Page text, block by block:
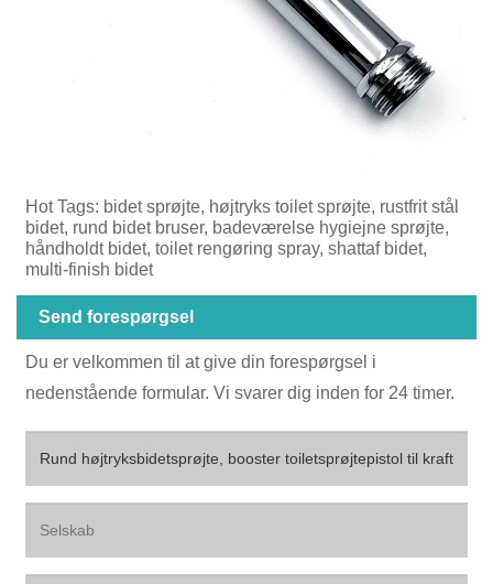
Hot Tags: bidet sprøjte, højtryks toilet sprøjte, rustfrit stål
bidet, rund bidet bruser, badeværelse hygiejne sprøjte,
håndholdt bidet, toilet rengøring spray, shattaf bidet,
multi-finish bidet
Send forespørgsel
Du er velkommen til at give din forespørgsel i
nedenstående formular. Vi svarer dig inden for 24 timer.